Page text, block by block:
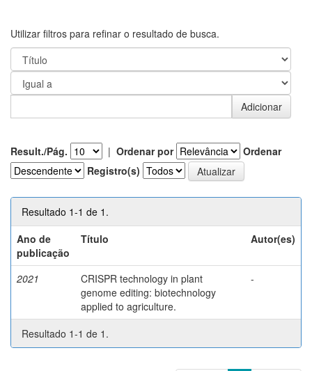
Utilizar filtros para refinar o resultado de busca.
Result./Pág. | Ordenar por
Ordenar
Registro(s)
Resultado 1-1 de 1.
Ano de
publicação
Título Autor(es)
2021
CRISPR technology in plant
genome editing: biotechnology
applied to agriculture.
-
Resultado 1-1 de 1.